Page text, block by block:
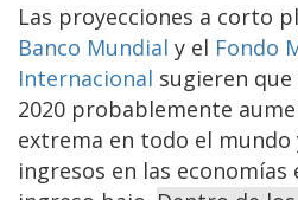
Las proyecciones a corto
Banco Mundial y el Fondo
Internacional sugieren que
2020 probablemente
extrema en todo el mundo
ingresos en las economías